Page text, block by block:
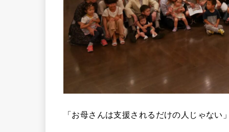
「お母さんは支援されるだけの人じゃない